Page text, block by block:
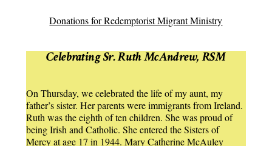
Donations for Redemptorist Migrant Ministry
Celebrating Sr. Ruth McAndrew, RSM
On Thursday, we celebrated the life of my aunt, my
father’s sister. Her parents were immigrants from Ireland.
Ruth was the eighth of ten children. She was proud of
being Irish and Catholic. She entered the Sisters of
Mercy at age 17 in 1944. Mary Catherine McAuley